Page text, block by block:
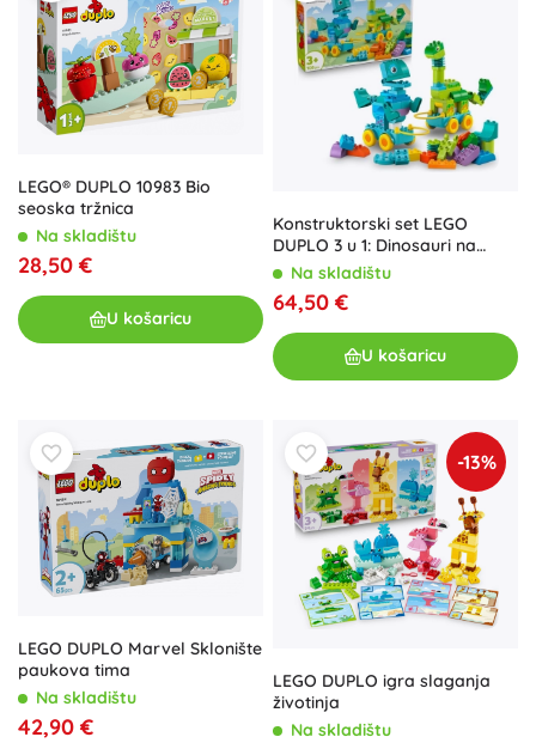
LEGO® DUPLO 10983 Bio
seoska tržnica
Na skladištu
28,50 €
U košaricu
Konstruktorski set LEGO
DUPLO 3 u 1: Dinosauri na
Kotačima
Na skladištu
64,50 €
U košaricu
LEGO DUPLO Marvel Sklonište
paukova tima
Na skladištu
42,90 €
-13%
LEGO DUPLO igra slaganja
životinja
Na skladištu